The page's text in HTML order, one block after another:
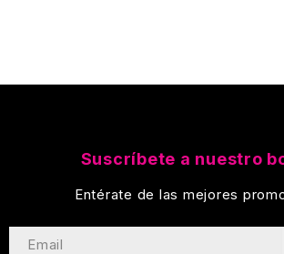
Suscríbete a nuestro
Entérate de las mejores